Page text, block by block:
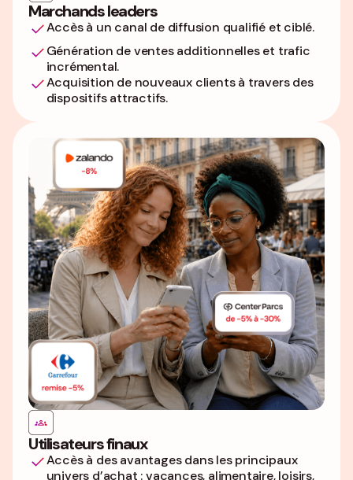
Marchands leaders
Accès à un canal de diffusion qualifié et ciblé.
Génération de ventes additionnelles et trafic
incrémental.
Acquisition de nouveaux clients à travers des
dispositifs attractifs.
Utilisateurs finaux
Accès à des avantages dans les principaux
univers d’achat : vacances, alimentaire, loisirs,